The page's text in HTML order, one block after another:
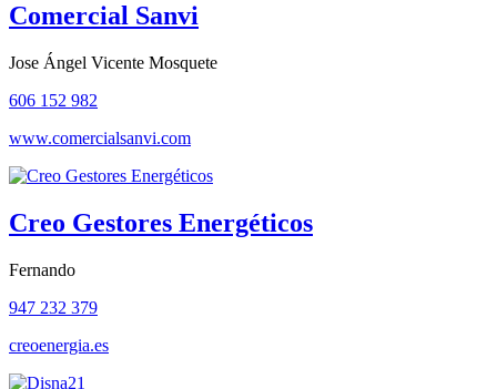
Comercial Sanvi
Jose Ángel Vicente Mosquete
606 152 982
www.comercialsanvi.com
Creo Gestores Energéticos
Fernando
947 232 379
creoenergia.es